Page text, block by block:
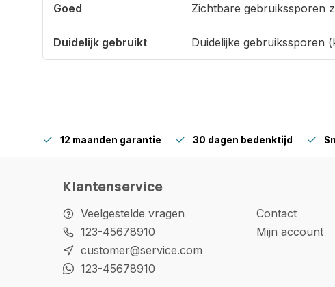
Goed Zichtbare gebruikssporen
Duidelijk gebruikt Duidelijke gebruikssporen
12 maanden garantie 30 dagen bedenktijd
Klantenservice
Veelgestelde vragen
123-45678910
customer@service.com
123-45678910
Contact
Mijn account